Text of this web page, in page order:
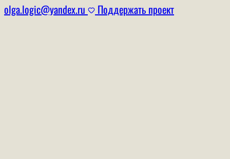
olga.logic@yandex.ru Поддержать проект